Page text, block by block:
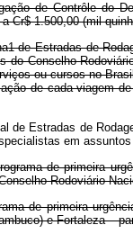
de Contrôle do
Cr$ 1.500,00 (mil
de Estradas de
do Conselho
ou cursos no
de cada viagem
de Estradas de
em
de primeira
Conselho
de primeira
e Fortaleza